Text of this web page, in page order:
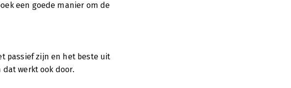
een goede manier om de
passief zijn en het beste uit
werkt ook door.